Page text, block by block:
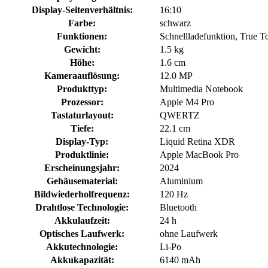
Display-Seitenverhältnis:
16:10
Farbe:
schwarz
Funktionen:
Schnellladefunktion, True
Gewicht:
1.5 kg
Höhe:
1.6 cm
Kameraauflösung:
12.0 MP
Produkttyp:
Multimedia Notebook
Prozessor:
Apple M4 Pro
Tastaturlayout:
QWERTZ
Tiefe:
22.1 cm
Display-Typ:
Liquid Retina XDR
Produktlinie:
Apple MacBook Pro
Erscheinungsjahr:
2024
Gehäusematerial:
Aluminium
Bildwiederholfrequenz:
120 Hz
Drahtlose Technologie:
Bluetooth
Akkulaufzeit:
24 h
Optisches Laufwerk:
ohne Laufwerk
Akkutechnologie:
Li-Po
Akkukapazität:
6140 mAh